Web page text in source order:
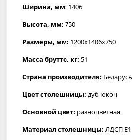
Ширина, мм: 1406
Высота, мм: 750
Размеры, мм: 1200x1406x750
Масса брутто, кг: 51
Страна производителя: Беларусь
Цвет столешницы: дуб юкон
Основной цвет: разноцветная
Материал столешницы: ЛДСП Е1